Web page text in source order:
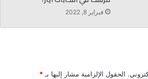
فبراير 8, 2022
الحقول الإلزامية مشار إليها بـ *